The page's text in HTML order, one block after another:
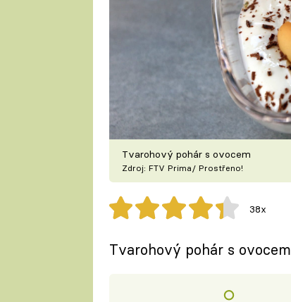
Tvarohový pohár s ovocem
Zdroj: FTV Prima/ Prostřeno!
38x
Tvarohový pohár s ovocem